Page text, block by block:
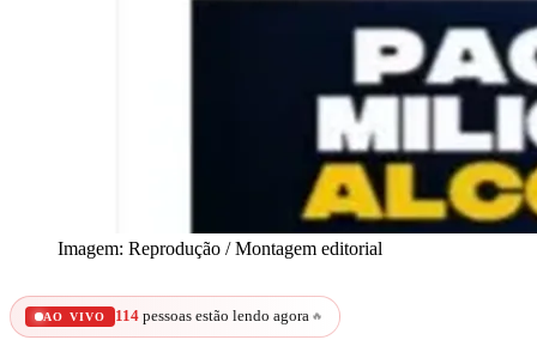
Imagem: Reprodução / Montagem editorial
AO VIVO 114 pessoas estão lendo agora 🔥